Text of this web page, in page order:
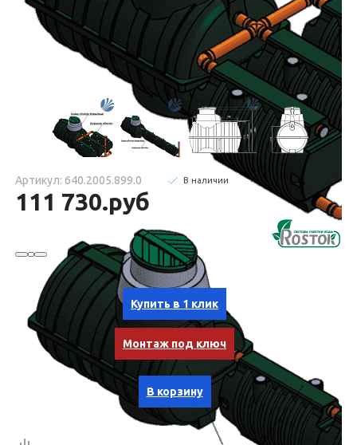
Артикул: 640.2005.899.0 В наличии
111 730.руб
Купить в 1 клик
Монтаж под ключ
В корзину